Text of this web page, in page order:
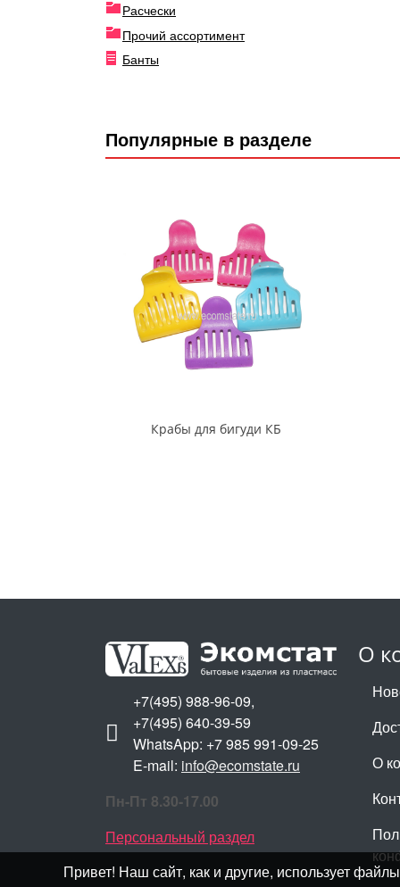
Расчески
Прочий ассортимент
Банты
Популярные в разделе
Крабы для бигуди КБ
Привет! Наш сайт, как и другие, использует
О
О
+7(495) 988-96-09,
+7(495) 640-39-59
WhatsApp: +7 985 991-09-25
E-mail: info@ecomstate.ru
Пн-Пт 8.30-17.00
Персональный раздел